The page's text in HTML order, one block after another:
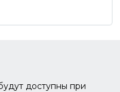
доступны при